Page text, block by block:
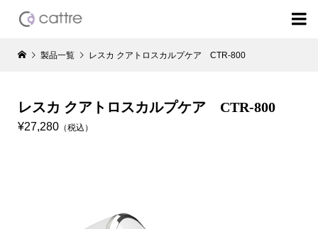

製品一覧 レスカ クアトロスカルプケア CTR-800
レスカ クアトロスカルプケア CTR-800
¥27,280（税込）